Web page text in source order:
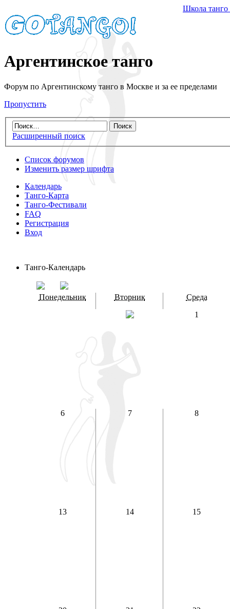
Школа танго
Аргентинское танго
Форум по Аргентинскому танго в Москве и за ее пределами
Пропустить
Расширенный поиск
Список форумов
Изменить размер шрифта
Календарь
Танго-Карта
Танго-Фестивали
FAQ
Регистрация
Вход
Танго-Календарь
Понедельник Вторник
Среда
1
6 7 8
13 14 15